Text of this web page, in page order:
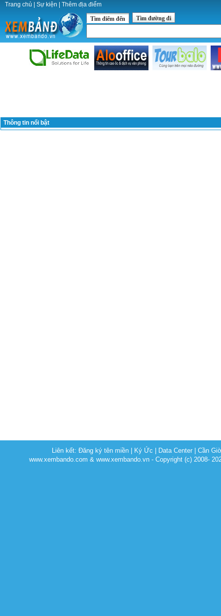
Trang chủ Sự kiện Thêm địa điểm
Tìm điểm đến Tìm đường đi
Thông tin nổi bật
Liên kết:Đăng ký tên miền Ký Ức Data Center |Cần
www.xembando.com & www.xembando.vn - Copyright (c) 2008-